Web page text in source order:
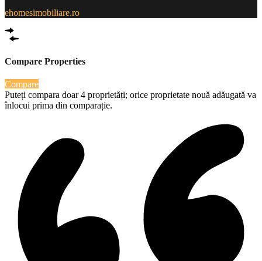
ehomesimobiliare.ro
Compare Properties
Compare
Puteți compara doar 4 proprietăți; orice proprietate nouă adăugată va
înlocui prima din comparație.